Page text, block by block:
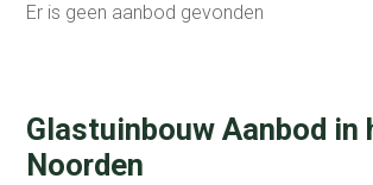
Er is geen aanbod gevonden
Glastuinbouw Aanbod in
Noorden